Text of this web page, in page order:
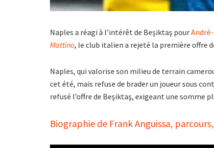
Naples a réagi à l’intérêt de Beşiktaş pour
Mattino, le club italien a rejeté la première offre
Naples, qui valorise son milieu de terrain
cet été, mais refuse de brader un joueur sous
refusé l’offre de Beşiktaş, exigeant une somme
Biographie de Frank Anguissa,